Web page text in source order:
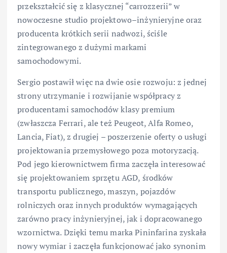
przekształcić się z klasycznej “carrozzerii” w
nowoczesne studio projektowo–inżynieryjne oraz
producenta krótkich serii nadwozi, ściśle
zintegrowanego z dużymi markami
samochodowymi.
Sergio postawił więc na dwie osie rozwoju: z jednej
strony utrzymanie i rozwijanie współpracy z
producentami samochodów klasy premium
(zwłaszcza Ferrari, ale też Peugeot, Alfa Romeo,
Lancia, Fiat), z drugiej – poszerzenie oferty o usługi
projektowania przemysłowego poza motoryzacją.
Pod jego kierownictwem firma zaczęła interesować
się projektowaniem sprzętu AGD, środków
transportu publicznego, maszyn, pojazdów
rolniczych oraz innych produktów wymagających
zarówno pracy inżynieryjnej, jak i dopracowanego
wzornictwa. Dzięki temu marka Pininfarina zyskała
nowy wymiar i zaczęła funkcjonować jako synonim